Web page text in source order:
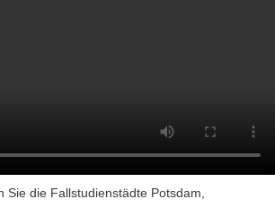
Sie die Fallstudienstädte Potsdam,